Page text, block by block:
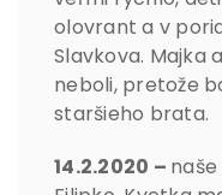
olovrant a v
Slavkova. Majka
neboli, pretože
staršieho brata.
14.2.2020 –